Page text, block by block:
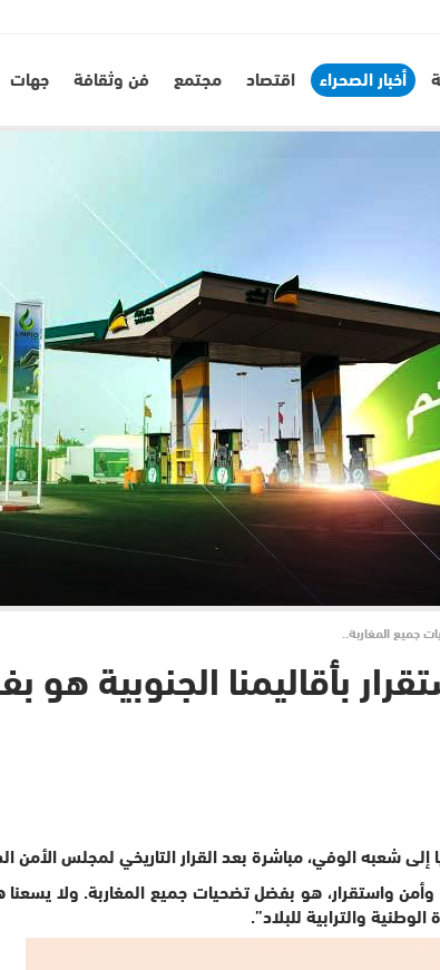
أخبار الصحراء اقتصاد مجتمع فن وثقافة جهات
جميع المغاربة..
بأقاليمنا الجنوبية
هو بفضل تضحيات جميع المغاربة. ولا يسعنا هنا،
والترابية للبلاد”.